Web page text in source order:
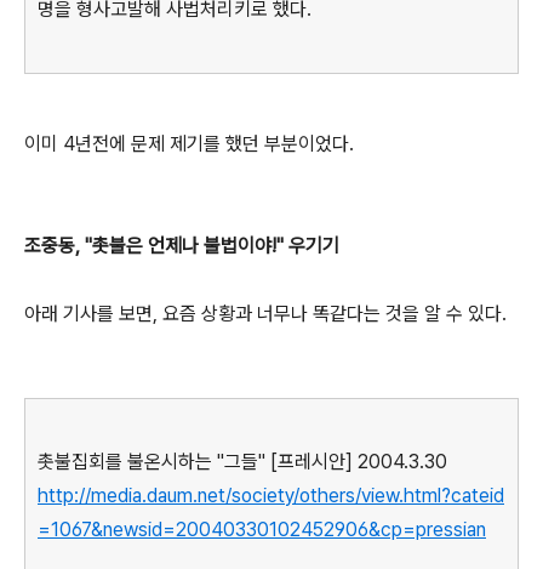
명을 형사고발해 사법처리키로 했다.
이미 4년전에 문제 제기를 했던 부분이었다.
조중동, "촛불은 언제나 불법이야!" 우기기
아래 기사를 보면, 요즘 상황과 너무나 똑같다는 것을 알 수 있다.
촛불집회를 불온시하는 "그들" [프레시안] 2004.3.30
http://media.daum.net/society/others/view.html?cateid
=1067&newsid=20040330102452906&cp=pressian